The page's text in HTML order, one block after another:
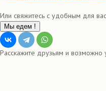
Или свяжитесь с удобным для вас
Мы едем !
Расскажите друзьям и возможно